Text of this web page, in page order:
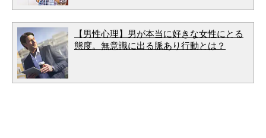
【男性心理】男が本当に好きな女性にとる
態度。無意識に出る脈あり行動とは？